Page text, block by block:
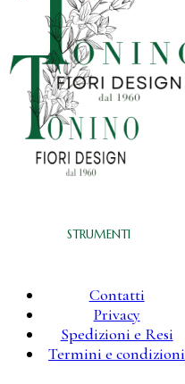
STRUMENTI
Contatti
Privacy
Spedizioni e Resi
Termini e condizioni